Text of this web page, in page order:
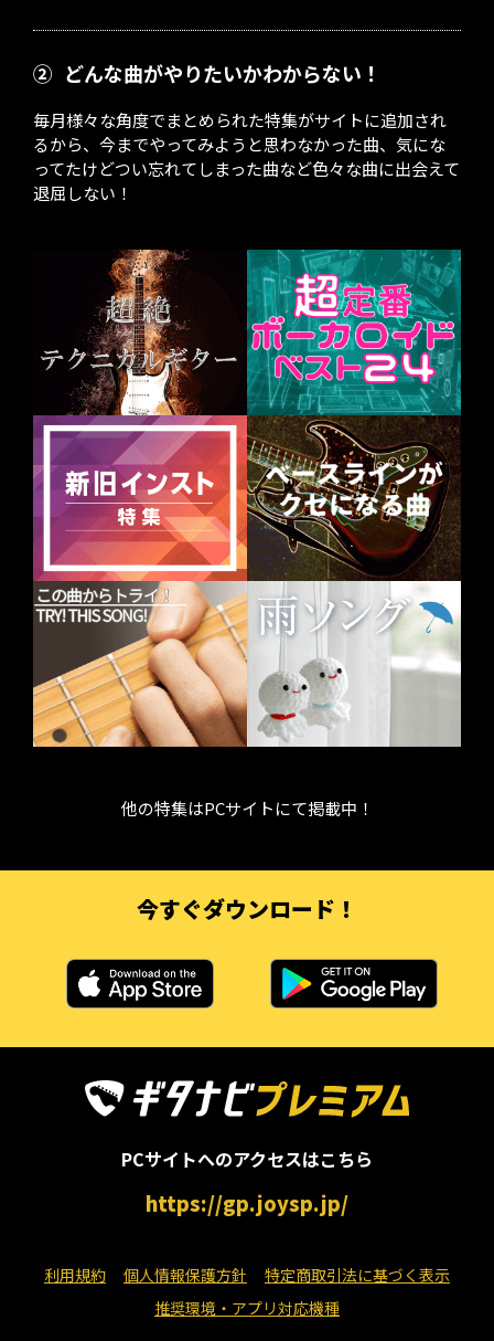
② どんな曲がやりたいかわからない！
毎月様々な角度でまとめられた特集がサイトに追加され
るから、今までやってみようと思わなかった曲、気にな
ってたけどつい忘れてしまった曲など色々な曲に出会えて
退屈しない！
他の特集はPCサイトにて掲載中！
今すぐダウンロード！
PCサイトへのアクセスはこちら
https://gp.joysp.jp/
利用規約 個人情報保護方針
特定商取引法に基づく表示
推奨環境・アプリ対応機種